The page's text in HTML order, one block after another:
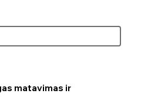
matavimas ir